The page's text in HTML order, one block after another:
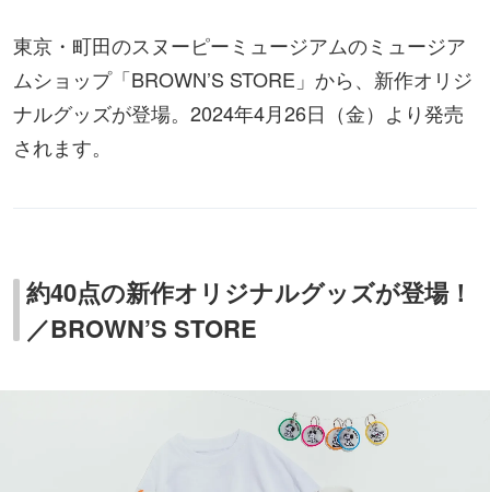
東京・町田のスヌーピーミュージアムのミュージア
ムショップ「BROWN’S STORE」から、新作オリジ
ナルグッズが登場。2024年4月26日（金）より発売
されます。
約40点の新作オリジナルグッズが登場！
／BROWN’S STORE